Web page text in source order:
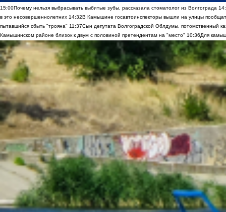
15:00Почему нельзя выбрасывать выбитые зубы, рассказала стоматолог из Волгограда
в это несовершеннолетних 14:32В Камышине госавтоинспекторы вышли на улицы
пытавшийся сбыть "трояна" 11:37Сын депутата Волгоградской Облдумы, потомственный
Камышинском районе близок к двум с половиной претендентам на "место" 10:36Для